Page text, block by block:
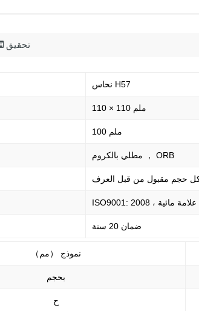
تحقيق
نحاس H57
110 × 110 ملم
100 ملم
مطلي بالكروم ， ORB
ISO9001: 2008 ، علامة مائية
ضمان 20 سنة
نموذج （مم）
بحجم
ح